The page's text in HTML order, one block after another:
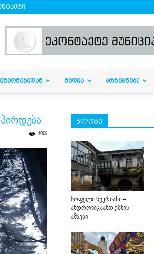
ᲛᲔᲓᲘᲐ ᲐᲠᲩᲔᲕᲜᲔᲑᲘ
1006
ბლოგი
სოფელი ნუკრიანი –
ანდრონიკაანთ უბნის
ამბები